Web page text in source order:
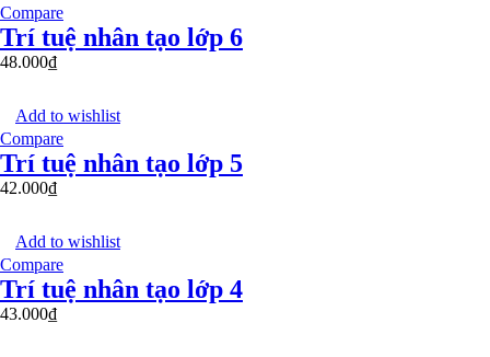
Compare
Trí tuệ nhân tạo lớp 6
48.000₫
Add to wishlist
Compare
Trí tuệ nhân tạo lớp 5
42.000₫
Add to wishlist
Compare
Trí tuệ nhân tạo lớp 4
43.000₫